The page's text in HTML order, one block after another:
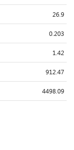
26.9
0.203
1.42
912.47
4498.09